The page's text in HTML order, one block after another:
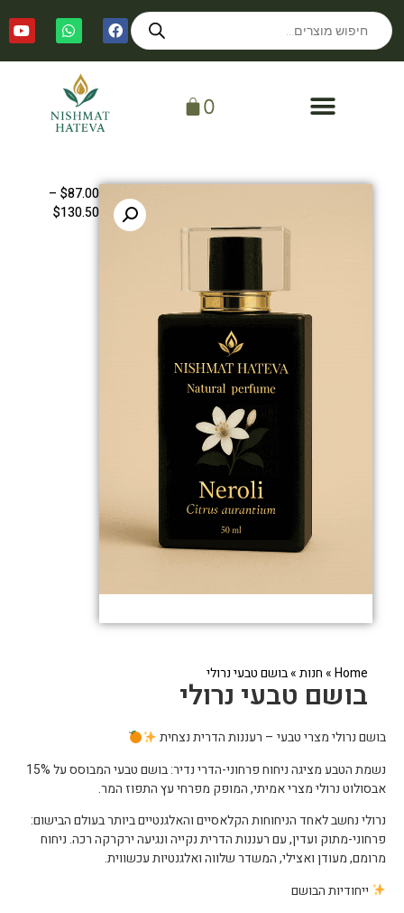
0
Home
»חנות»בושם טבעי נרולי
בושם טבעי נרולי
בושם נרולי מצרי טבעי – רעננות הדרית נצחית
נשמת הטבע מציגה ניחוח פרחוני-הדרי נדיר: בושם טבעי המבוסס על 15%
אבסולוט נרולי מצרי אמיתי, המופק מפרחי עץ התפוז המר.
נרולי נחשב לאחד הניחוחות הקלאסיים והאלגנטיים ביותר בעולם הבישום:
פרחוני-מתוק ועדין, עם רעננות הדרית נקייה ונגיעה ירקרקה רכה. ניחוח
מרומם, מעודן ואצילי, המשדר שלווה ואלגנטיות עכשווית.
ייחודיות הבושם
$87.00
–
$130.50